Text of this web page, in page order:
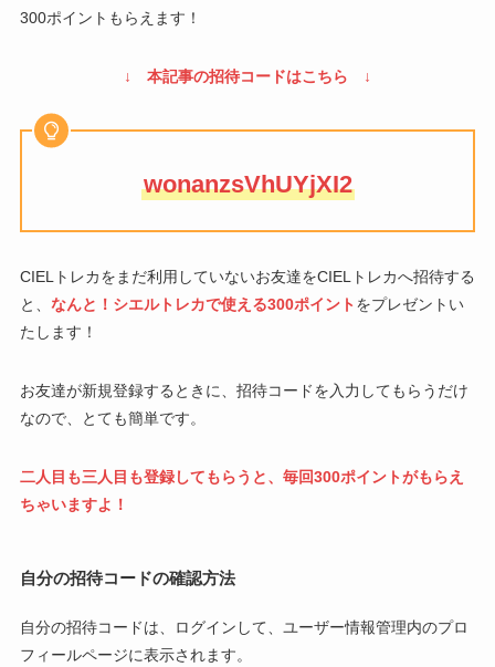
300ポイントもらえます！
↓ 本記事の招待コードはこちら ↓
wonanzsVhUYjXI2
CIELトレカをまだ利用していないお友達をCIELトレカへ招待する
と、 なんと！シエルトレカで使える300ポイント をプレゼントい
たします！
お友達が新規登録するときに、招待コードを入力してもらうだけ
なので、とても簡単です。
二人目も三人目も登録してもらうと、毎回300ポイントがもらえ
ちゃいますよ！
自分の招待コードの確認方法
自分の招待コードは、ログインして、ユーザー情報管理内のプロ
フィールページに表示されます。